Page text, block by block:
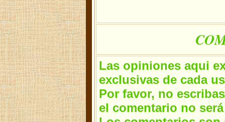
Las opiniones aqui
exclusivas de cada
Por favor, no
el comentario no